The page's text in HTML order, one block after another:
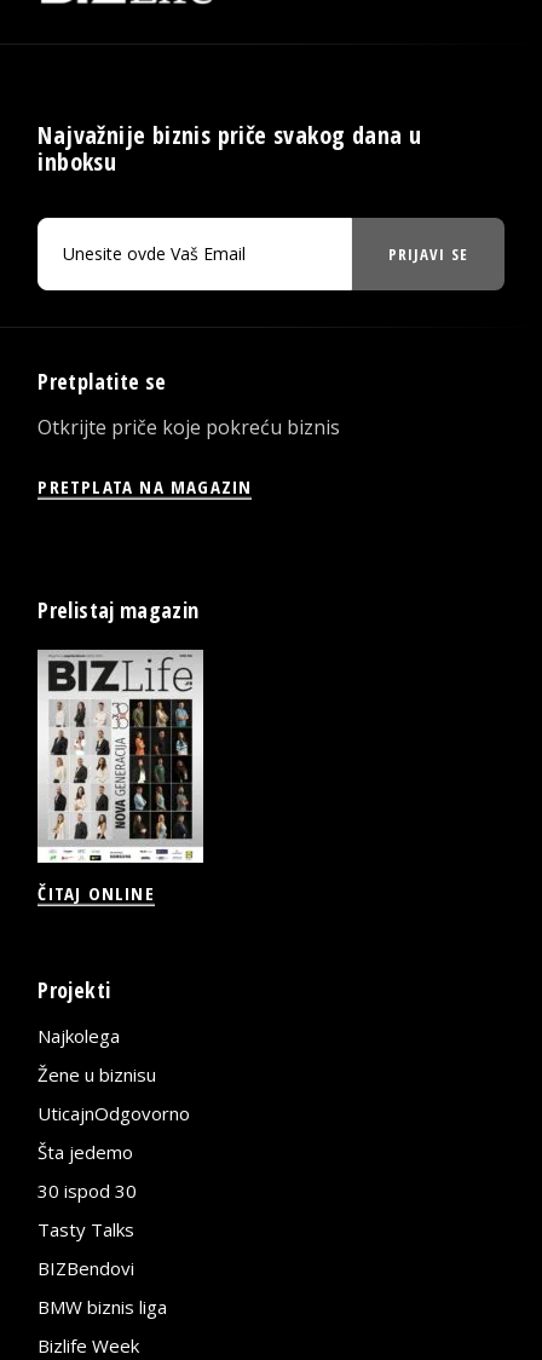
Najvažnije biznis priče svakog dana u
inboksu
PRIJAVI SE
Pretplatite se
Otkrijte priče koje pokreću biznis
PRETPLATA NA MAGAZIN
Prelistaj magazin
ČITAJ ONLINE
Projekti
Najkolega
Žene u biznisu
UticajnOdgovorno
Šta jedemo
30 ispod 30
Tasty Talks
BIZBendovi
BMW biznis liga
Bizlife Week